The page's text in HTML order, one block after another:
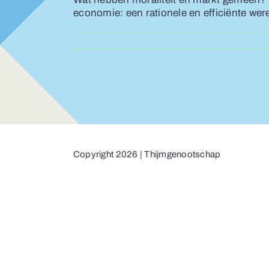
economie: een rationele en efficiënte
Copyright 2026 | Thijmgenootschap